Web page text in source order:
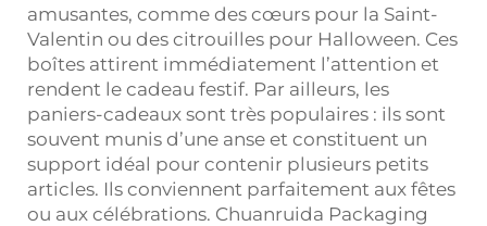
amusantes, comme des cœurs pour la Saint-
Valentin ou des citrouilles pour Halloween. Ces
boîtes attirent immédiatement l’attention et
rendent le cadeau festif. Par ailleurs, les
paniers-cadeaux sont très populaires : ils sont
souvent munis d’une anse et constituent un
support idéal pour contenir plusieurs petits
articles. Ils conviennent parfaitement aux fêtes
ou aux célébrations. Chuanruida Packaging